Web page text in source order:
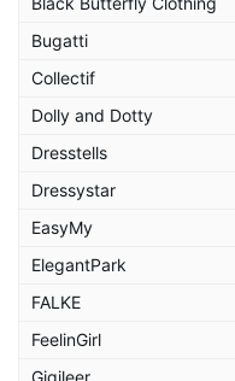
Bugatti
Collectif
Dolly and Dotty
Dresstells
Dressystar
EasyMy
ElegantPark
FALKE
FeelinGirl
Gigileer